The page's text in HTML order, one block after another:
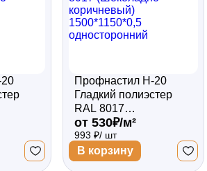
Профнастил Н-20
Гладкий полиэстер
RAL 8017
(Шоколадно-
коричневый)
1500*1150*0,5
односторонний
от 530₽/м²
993 ₽/ шт
В корзину